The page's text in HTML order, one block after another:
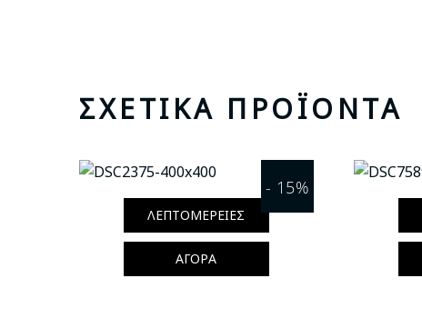
ΣΧΕΤΙΚΆ ΠΡΟΪΌΝΤΑ
- 15%
ΛΕΠΤΟΜΈΡΕΙΕΣ
ΑΓΟΡΆ